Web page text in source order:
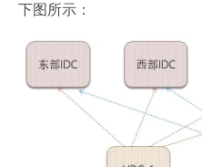
下图所示：